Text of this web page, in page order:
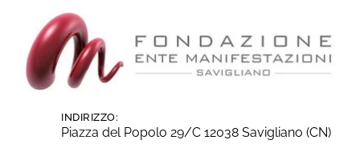
contenuti
INDIRIZZO:
Piazza del Popolo 29/C 12038 Savigliano (CN)